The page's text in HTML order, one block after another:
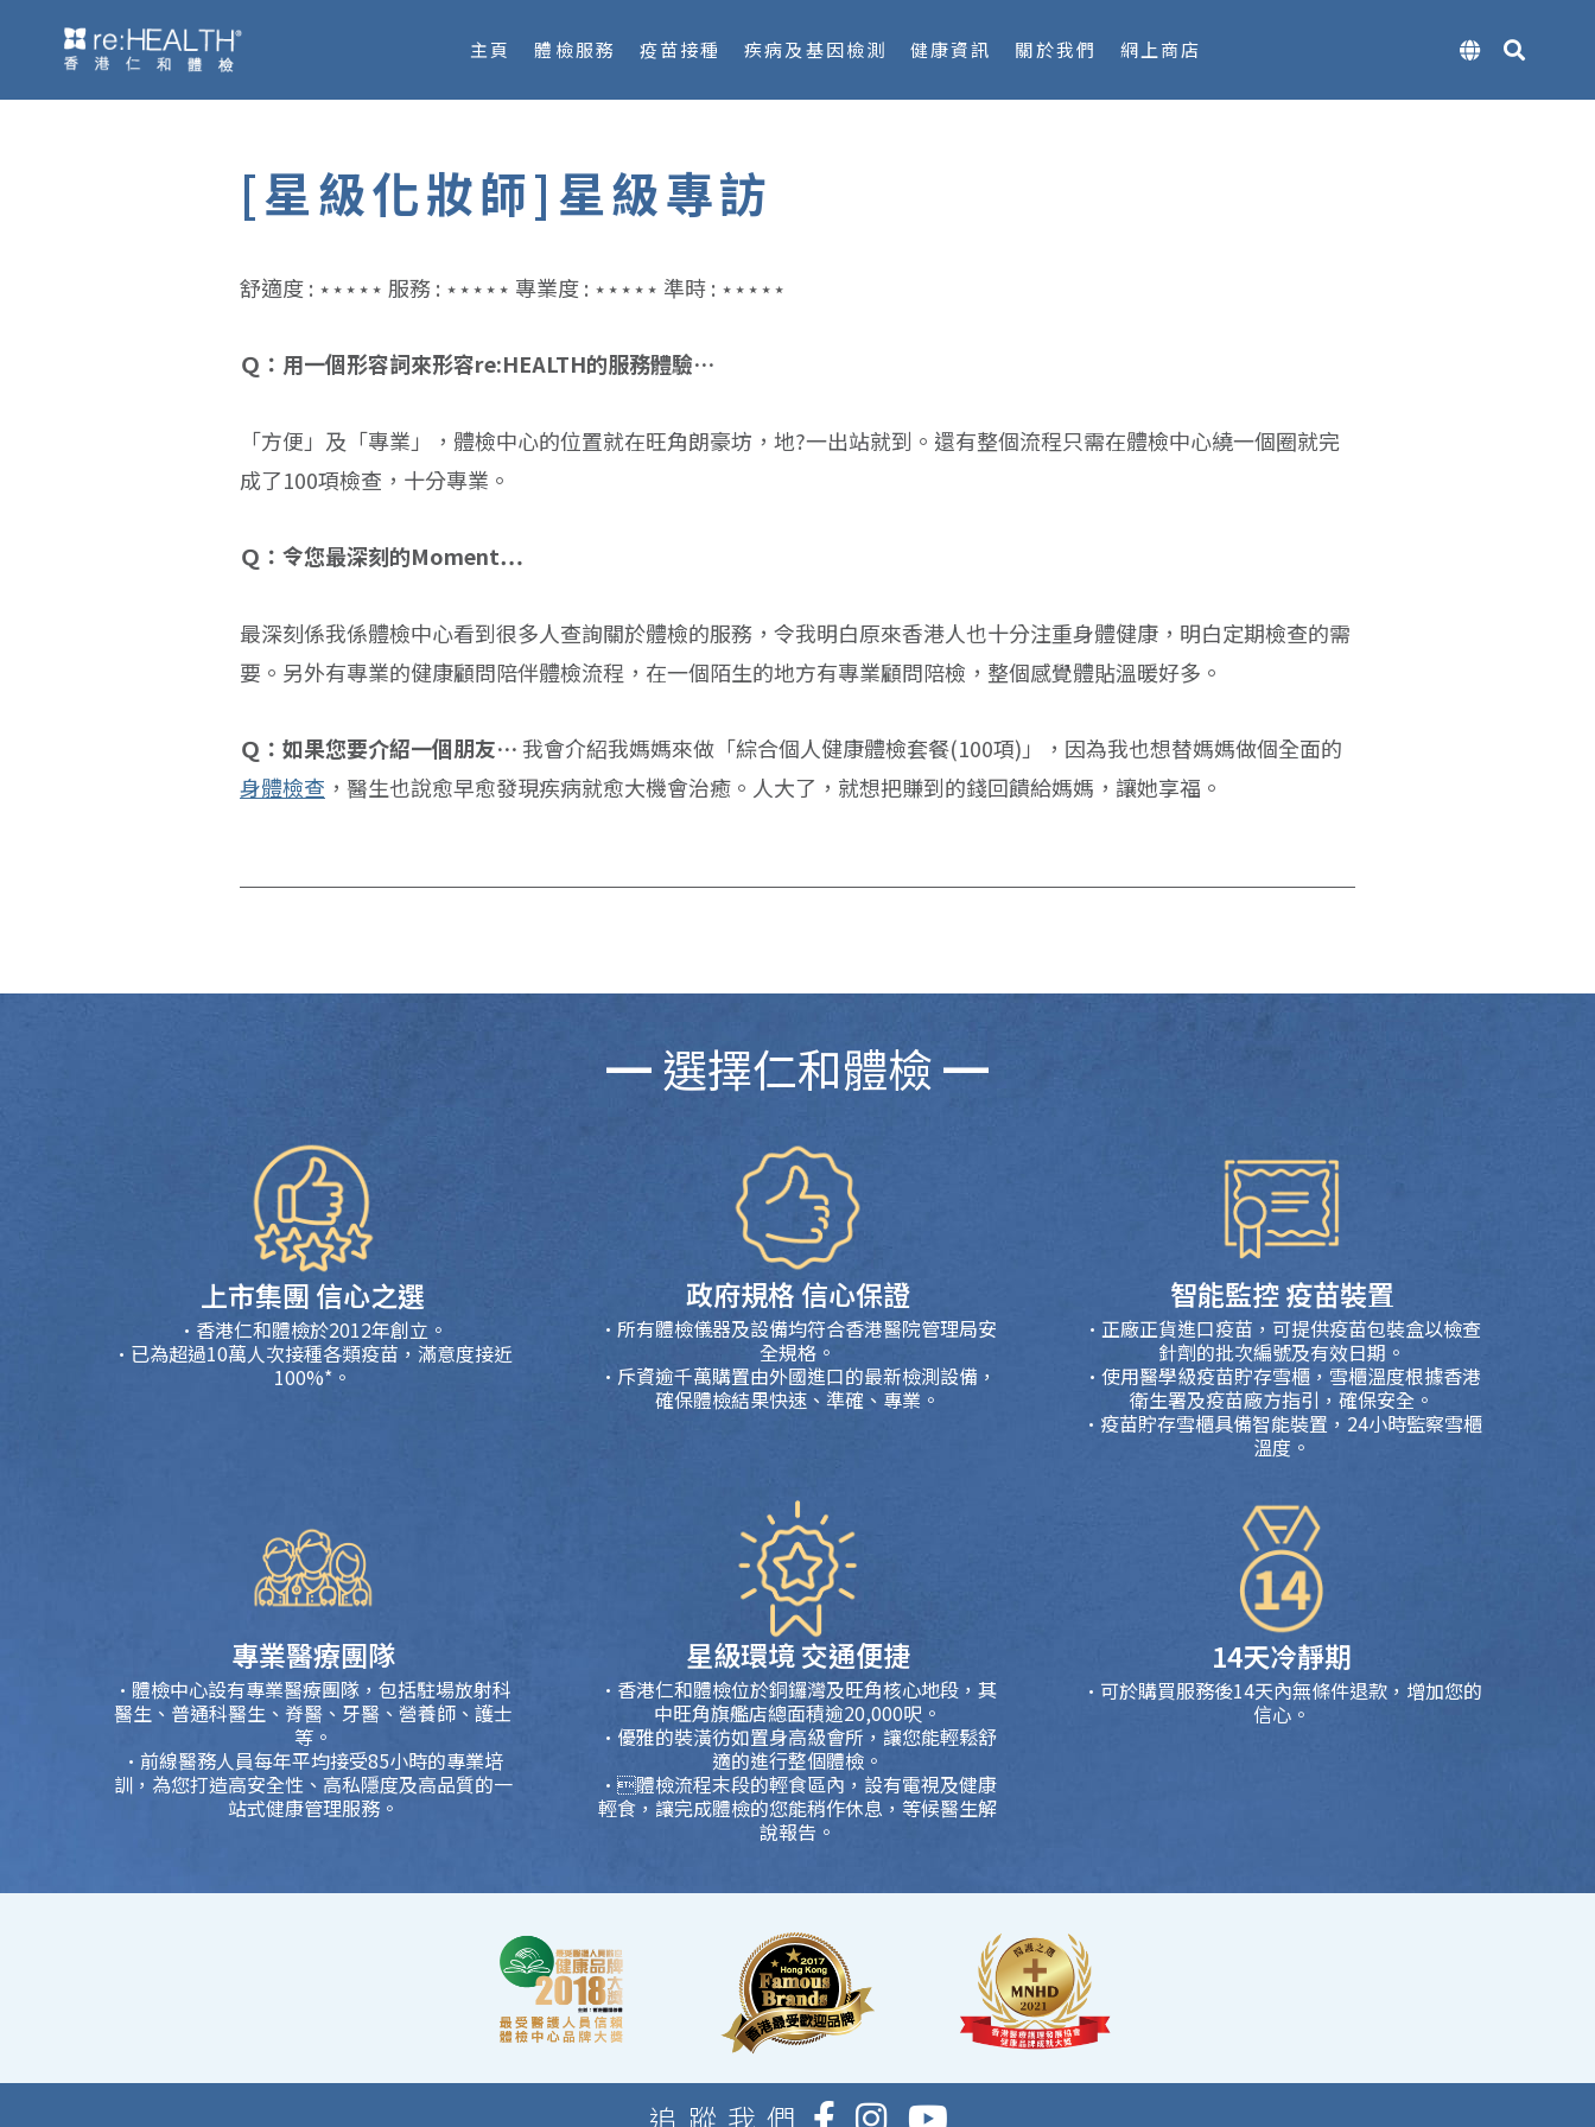
content
主頁 體檢服務 疫苗接種 疾病及基因檢測 健康資訊 關於我們 網上商店
[星級化妝師]星級專訪
舒適度 : ⋆⋆⋆⋆⋆ 服務 : ⋆⋆⋆⋆⋆ 專業度 : ⋆⋆⋆⋆⋆ 準時 : ⋆⋆⋆⋆⋆
Ｑ：用一個形容詞來形容re:HEALTH的服務體驗…
「方便」及「專業」，體檢中心的位置就在旺角朗豪坊，地?一出站就到。還有整個流程只需在體檢中心繞一個圈就完
成了100項檢查，十分專業。
Ｑ：令您最深刻的Moment…
最深刻係我係體檢中心看到很多人查詢關於體檢的服務，令我明白原來香港人也十分注重身體健康，明白定期檢查的需
要。另外有專業的健康顧問陪伴體檢流程，在一個陌生的地方有專業顧問陪檢，整個感覺體貼溫暖好多。
Ｑ：如果您要介紹一個朋友… 我會介紹我媽媽來做「綜合個人健康體檢套餐(100項)」，因為我也想替媽媽做個全面的
身體檢查 ，醫生也說愈早愈發現疾病就愈大機會治癒。人大了，就想把賺到的錢回饋給媽媽，讓她享福。
━ 選擇仁和體檢 ━
上市集團 信心之選
·香港仁和體檢於2012年創立。
·已為超過10萬人次接種各類疫苗，滿意度接近
100%*。
政府規格 信心保證
•所有體檢儀器及設備均符合香港醫院管理局安
全規格。
•斥資逾千萬購置由外國進口的最新檢測設備，
確保體檢結果快速、準確、專業。
智能監控 疫苗裝置
·正廠正貨進口疫苗，可提供疫苗包裝盒以檢查
針劑的批次編號及有效日期。
·使用醫學級疫苗貯存雪櫃，雪櫃溫度根據香港
衛生署及疫苗廠方指引，確保安全。
·疫苗貯存雪櫃具備智能裝置，24小時監察雪櫃
溫度。
專業醫療團隊
·體檢中心設有專業醫療團隊，包括駐場放射科
醫生、普通科醫生、脊醫、牙醫、營養師、護士
等。
·前線醫務人員每年平均接受85小時的專業培
訓，為您打造高安全性、高私隱度及高品質的一
站式健康管理服務。
星級環境 交通便捷
·香港仁和體檢位於銅鑼灣及旺角核心地段，其
中旺角旗艦店總面積逾20,000呎。
·優雅的裝潢彷如置身高級會所，讓您能輕鬆舒
適的進行整個體檢。
·體檢流程末段的輕食區內，設有電視及健康
輕食，讓完成體檢的您能稍作休息，等候醫生解
說報告。
14天冷靜期
·可於購買服務後14天內無條件退款，增加您的
信心。
追蹤我們